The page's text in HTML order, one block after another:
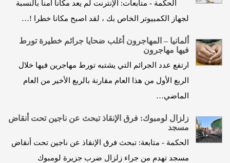
الحكمة - متابعات: الإنترنت لم يعد مكانا آمنا بالنسبة
لجهاز الكمبيوتر الخاص بك ، لقد اصبح مكانا خطرا !…
ألمانيا – المهاجرون أغلب ضحايا جرائم خطيرة تورط
فيها مهاجرون
ارتفع عدد الجرائم التي يشتبه تورط مهاجرين فيها خلال
الربع الأول من هذا العام مقارنة بالربع الأخير من العام
الماضي…
زلزال لومبوك: فرق الإنقاذ تبحث عن ناجين تحت أنقاض
مسجد
الحكمة - متابعة: تبحث فرق الإنقاذ عن ناجين تحت أنقاض
مسجد تهدم من جراء زلزال ضرب جزيرة لومبوك